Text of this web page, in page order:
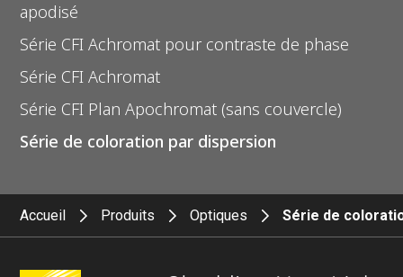
apodisé
Série CFI Achromat pour contraste de phase
Série CFI Achromat
Série CFI Plan Apochromat (sans couvercle)
Série de coloration par dispersion
Accueil Produits Optiques Série de